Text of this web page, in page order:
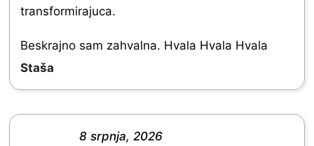
t
f
5
d
5
.
0
transformirajuca.
Beskrajno sam zahvalna. Hvala Hvala Hvala
Staša
8 srpnja, 2026